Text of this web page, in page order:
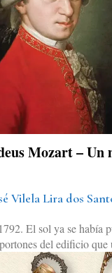
Mozart – Un
Vilela Lira dos
El sol ya se había
del edificio que